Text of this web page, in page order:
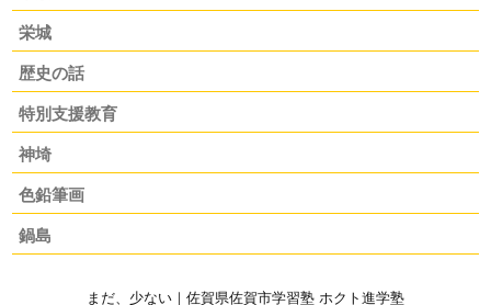
栄城
歴史の話
特別支援教育
神埼
色鉛筆画
鍋島
まだ、少ない｜佐賀県佐賀市学習塾 ホクト進学塾